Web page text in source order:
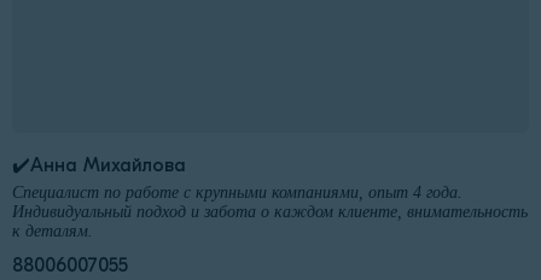
✔️Анна Михайлова
Специалист по работе с крупными компаниями, опыт 4 года.
Индивидуальный подход и забота о каждом клиенте, внимательность
к деталям.
88006007055